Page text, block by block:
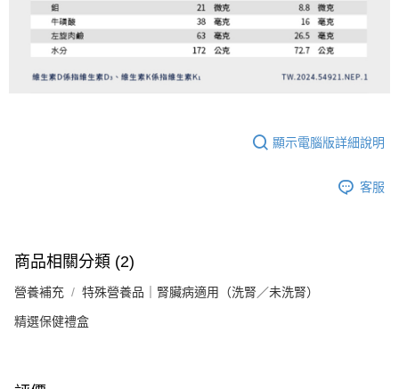
顯示電腦版詳細說明
客服
商品相關分類 (2)
營養補充 特殊營養品｜腎臟病適用（洗腎／未洗腎）
精選保健禮盒